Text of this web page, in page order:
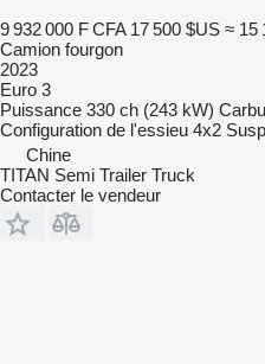
9 932 000 F CFA 17 500 $US ≈ 15
Camion fourgon
2023
Euro 3
Puissance 330 ch (243 kW)
Configuration de l'essieu 4x2
Chine
TITAN Semi Trailer Truck
Contacter le vendeur